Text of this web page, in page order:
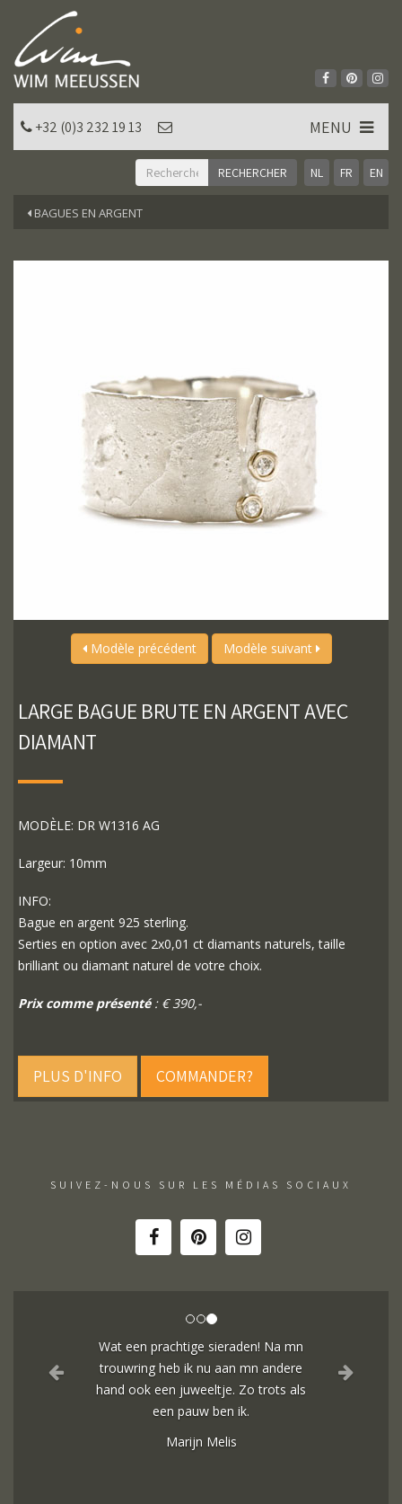
NL FR EN
+32 (0)3 232 19 13 MENU
BAGUES EN ARGENT
Modèle précédent Modèle suivant
LARGE BAGUE BRUTE EN ARGENT AVEC
DIAMANT
MODÈLE: DR W1316 AG
Largeur: 10mm
INFO:
Bague en argent 925 sterling.
Serties en option avec 2x0,01 ct diamants naturels, taille
brilliant ou diamant naturel de votre choix.
Prix comme présenté: € 390,-
PLUS D'INFO COMMANDER?
SUIVEZ-NOUS SUR LES MÉDIAS SOCIAUX
Wat een prachtige sieraden! Na mn
trouwring heb ik nu aan mn andere
hand ook een juweeltje. Zo trots als
een pauw ben ik.
Marijn Melis